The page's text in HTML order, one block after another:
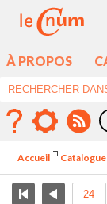
À PROPOS
Accueil